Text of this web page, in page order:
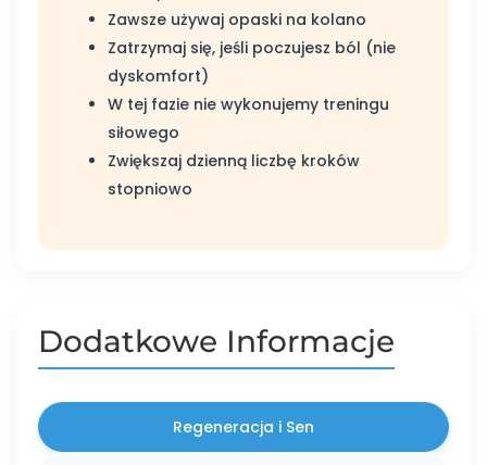
Zawsze używaj opaski na kolano
Zatrzymaj się, jeśli poczujesz ból (nie
dyskomfort)
W tej fazie nie wykonujemy treningu
siłowego
Zwiększaj dzienną liczbę kroków
stopniowo
Dodatkowe Informacje
Regeneracja i Sen